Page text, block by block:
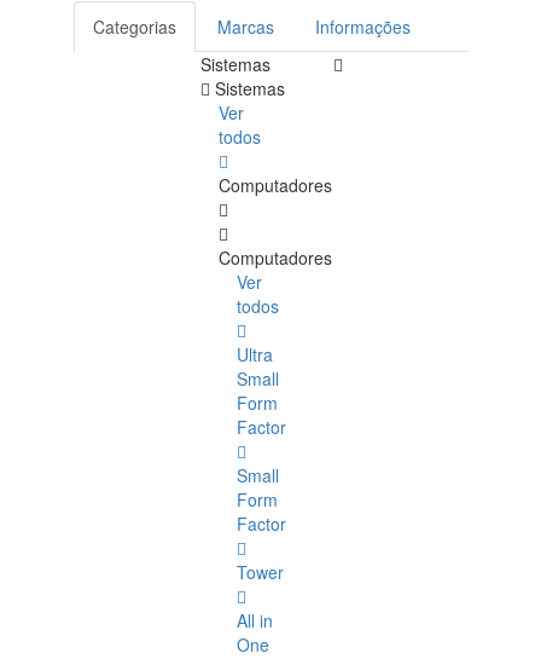
Categorias Marcas
Informações
Sistemas
Sistemas
Ver
todos
Computadores
Computadores
Ver
todos
Ultra
Small
Form
Factor
Small
Form
Factor
Tower
All in
One